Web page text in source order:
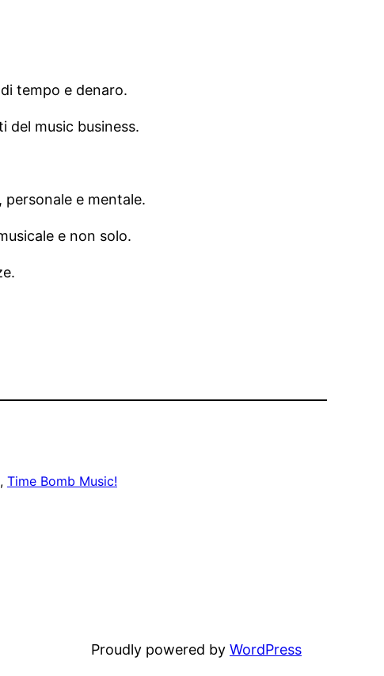
tempo e denaro.
del music business.
e mentale.
e non solo.
, Time Bomb Music!
Proudly powered by WordPress